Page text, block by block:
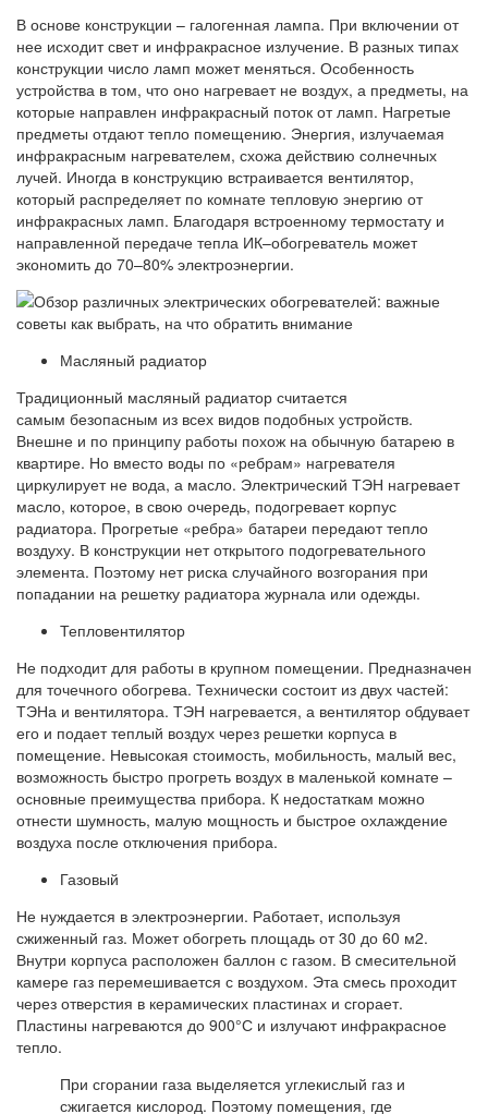
В основе конструкции – галогенная лампа. При включении от
нее исходит свет и инфракрасное излучение. В разных типах
конструкции число ламп может меняться. Особенность
устройства в том, что оно нагревает не воздух, а предметы, на
которые направлен инфракрасный поток от ламп. Нагретые
предметы отдают тепло помещению. Энергия, излучаемая
инфракрасным нагревателем, схожа действию солнечных
лучей. Иногда в конструкцию встраивается вентилятор,
который распределяет по комнате тепловую энергию от
инфракрасных ламп. Благодаря встроенному термостату и
направленной передаче тепла ИК–обогреватель может
экономить до 70–80% электроэнергии.
Масляный радиатор
Традиционный масляный радиатор считается
самым безопасным из всех видов подобных устройств.
Внешне и по принципу работы похож на обычную батарею в
квартире. Но вместо воды по «ребрам» нагревателя
циркулирует не вода, а масло. Электрический ТЭН нагревает
масло, которое, в свою очередь, подогревает корпус
радиатора. Прогретые «ребра» батареи передают тепло
воздуху. В конструкции нет открытого подогревательного
элемента. Поэтому нет риска случайного возгорания при
попадании на решетку радиатора журнала или одежды.
Тепловентилятор
Не подходит для работы в крупном помещении. Предназначен
для точечного обогрева. Технически состоит из двух частей:
ТЭНа и вентилятора. ТЭН нагревается, а вентилятор обдувает
его и подает теплый воздух через решетки корпуса в
помещение. Невысокая стоимость, мобильность, малый вес,
возможность быстро прогреть воздух в маленькой комнате –
основные преимущества прибора. К недостаткам можно
отнести шумность, малую мощность и быстрое охлаждение
воздуха после отключения прибора.
Газовый
Не нуждается в электроэнергии. Работает, используя
сжиженный газ. Может обогреть площадь от 30 до 60 м2.
Внутри корпуса расположен баллон с газом. В смесительной
камере газ перемешивается с воздухом. Эта смесь проходит
через отверстия в керамических пластинах и сгорает.
Пластины нагреваются до 900°С и излучают инфракрасное
тепло.
При сгорании газа выделяется углекислый газ и
сжигается кислород. Поэтому помещения, где